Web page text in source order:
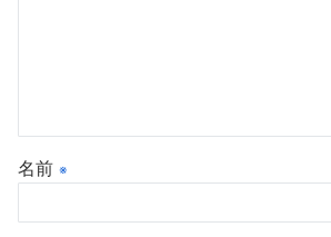
名前 ※